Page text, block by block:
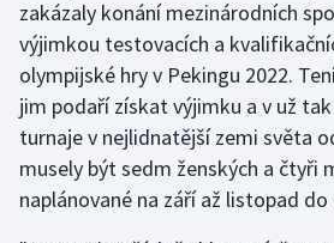
Futsal
Golf
Gymnastika
Házená
zakázaly konání mezinárodních
výjimkou testovacích a
olympijské hry v Pekingu 2022.
jim podaří získat výjimku a v už
turnaje v nejlidnatější zemi světa
musely být sedm ženských a čtyři
naplánované na září až listopad do